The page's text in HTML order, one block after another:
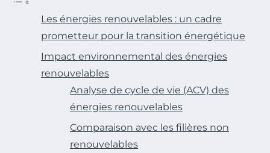
Les énergies renouvelables : un cadre
prometteur pour la transition énergétique
Impact environnemental des énergies
renouvelables
Analyse de cycle de vie (ACV) des
énergies renouvelables
Comparaison avec les filières non
renouvelables